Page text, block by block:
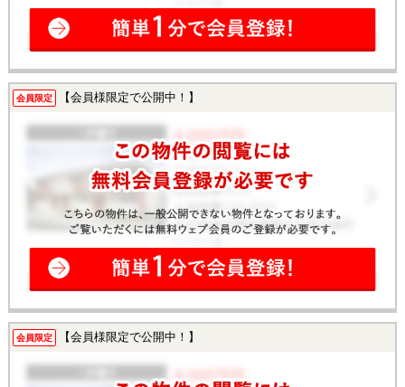
会員限定 【会員様限定で公開中！】
会員限定 【会員様限定で公開中！】